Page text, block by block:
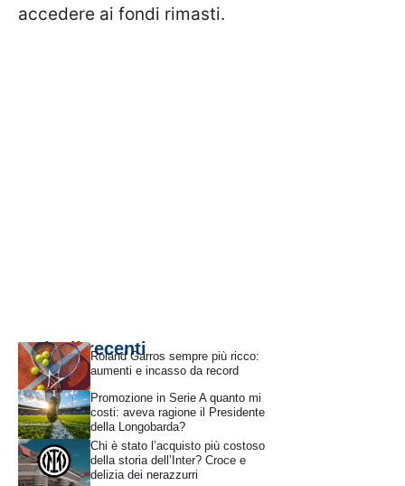
accedere ai fondi rimasti.
Articoli recentiRoland Garros sempre più ricco:
aumenti e incasso da record
Promozione in Serie A quanto mi
costi: aveva ragione il Presidente
della Longobarda?
Chi è stato l’acquisto più costoso
della storia dell’Inter? Croce e
delizia dei nerazzurri